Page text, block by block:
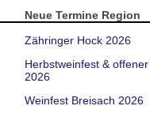
Neue Termine Region
Zähringer Hock 2026
Herbstweinfest &
2026
Weinfest Breisach 2026